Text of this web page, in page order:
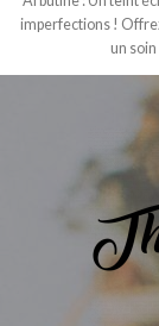
imperfections !
un soin